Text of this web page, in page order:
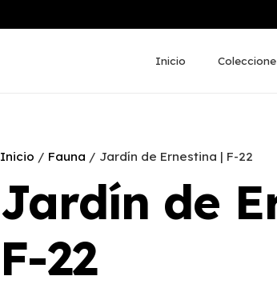
Inicio
Inicio / Fauna / Jardín de Ernestina | F-22
Jardín de
F-22